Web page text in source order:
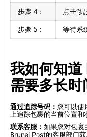
步骤 4： 点击“提
步骤 5： 等待系
我如何知
需要多长时
通过追踪号码： 您可以使
上追踪包裹的当前位置和
联系客服： 如果您对包裹
Brunei Post的客服部门获